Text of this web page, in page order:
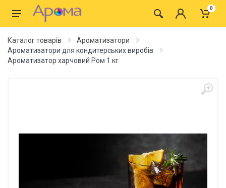
0
Каталог товарів
Ароматизатори
Ароматизатори для кондитерських виробів
Ароматизатор харчовий Ром 1 кг